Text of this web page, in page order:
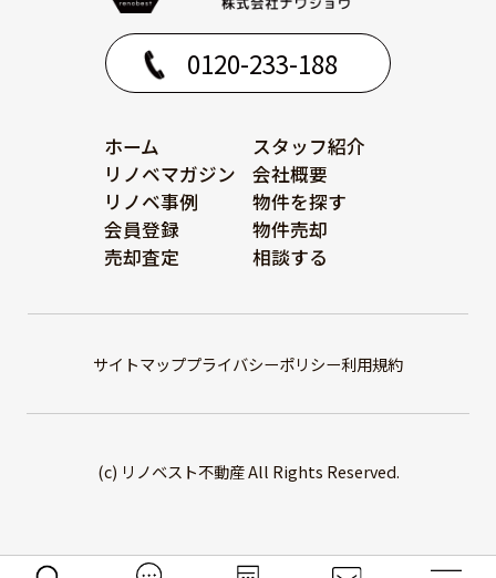
0120-233-188
ホーム
スタッフ紹介
リノベマガジン
会社概要
リノベ事例
物件を探す
会員登録
物件売却
売却査定
相談する
サイトマッププライバシーポリシー利用規約
(c) リノベスト不動産 All Rights Reserved.